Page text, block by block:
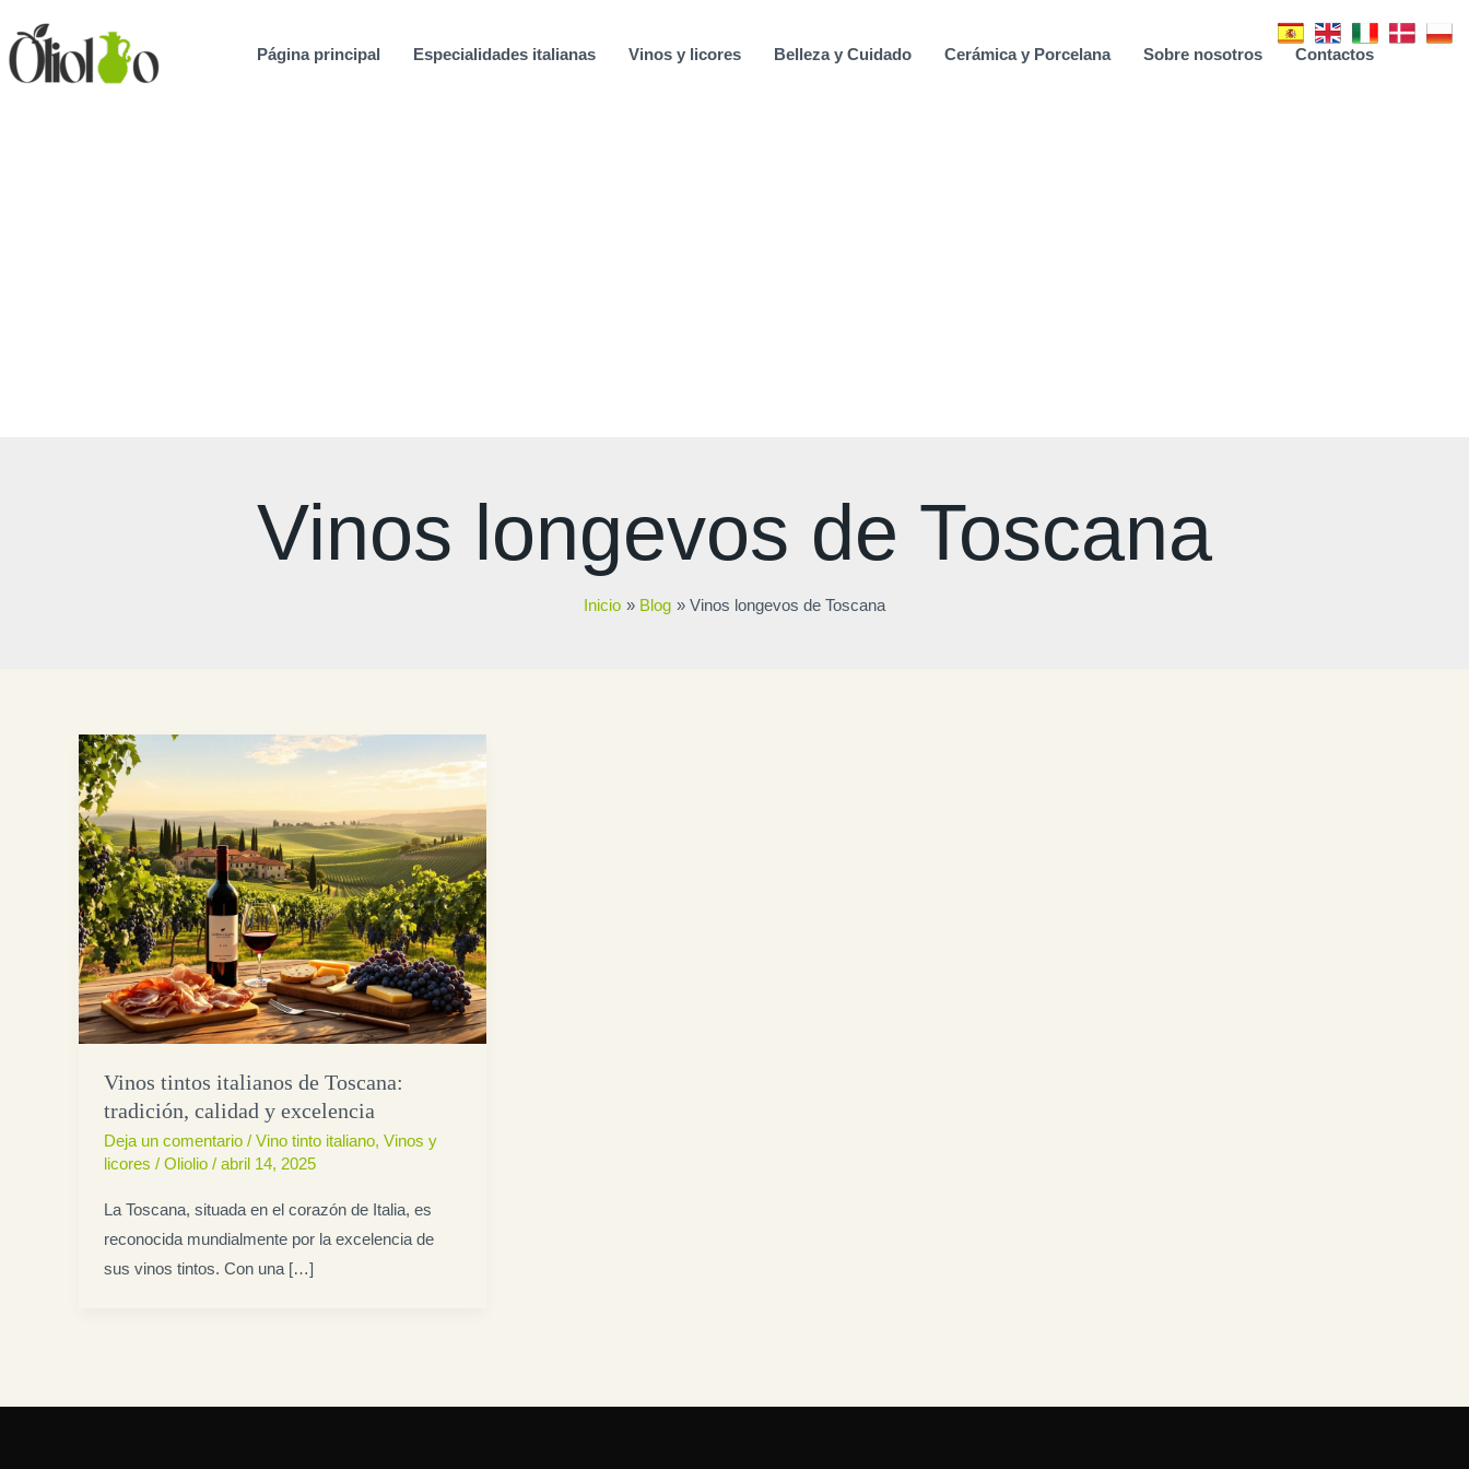
contenido
Página principal Especialidades italianas Vinos y licores Belleza y Cuidado Cerámica y Porcelana Sobre nosotros Contactos
Vinos longevos de Toscana
Inicio Blog Vinos longevos de Toscana
Vinos tintos italianos de Toscana:
tradición, calidad y excelencia
Deja un comentario / Vino tinto italiano, Vinos y
licores / Oliolio / abril 14, 2025
La Toscana, situada en el corazón de Italia, es
reconocida mundialmente por la excelencia de
sus vinos tintos. Con una […]